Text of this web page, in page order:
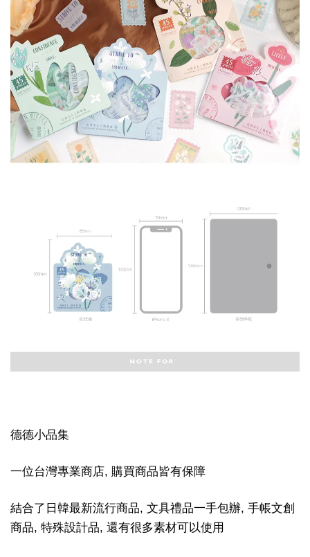
德德小品集
一位台灣專業商店, 購買商品皆有保障
結合了日韓最新流行商品, 文具禮品一手包辦, 手帳文創
商品, 特殊設計品, 還有很多素材可以使用